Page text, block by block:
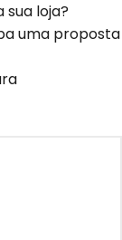
sua loja?
uma proposta